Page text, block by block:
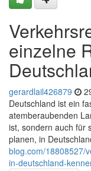
einzelne
gerardlail426879
Deutschland ist ein
atemberaubenden
ist, sondern auch für
planen, in
blog.com/18808527/
in-deutschland-